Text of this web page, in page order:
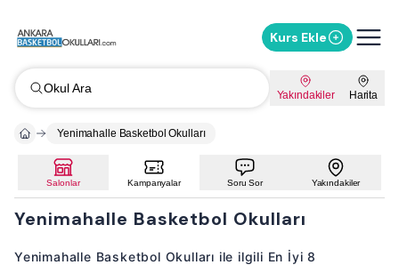
Kurs Ekle
Okul Ara Yakındakiler Harita
Yenimahalle Basketbol Okulları
Salonlar Kampanyalar Soru Sor Yakındakiler
Yenimahalle Basketbol Okulları
Yenimahalle Basketbol Okulları ile ilgili En İyi 8